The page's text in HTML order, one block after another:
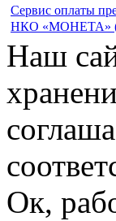
Сервис оплаты
НКО «МОНЕТА»
Наш
Ок,